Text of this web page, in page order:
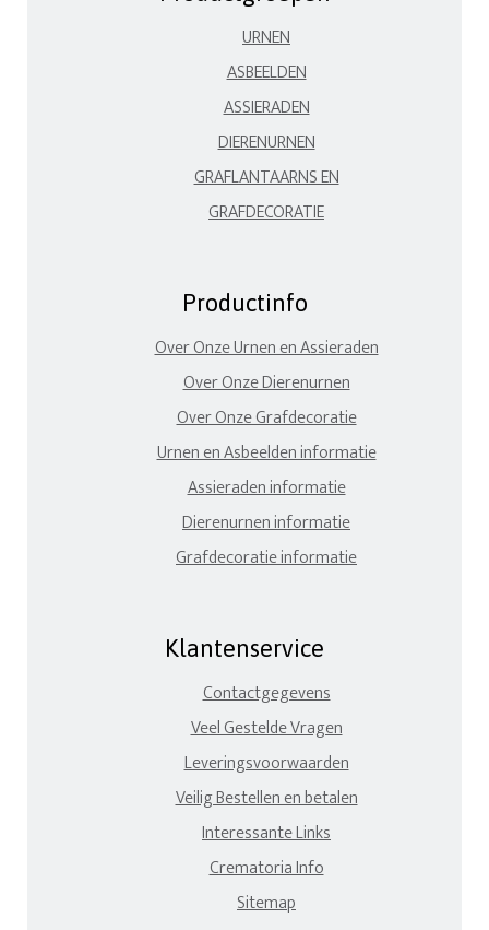
URNEN
ASBEELDEN
ASSIERADEN
DIERENURNEN
GRAFLANTAARNS EN
GRAFDECORATIE
Productinfo
Over Onze Urnen en Assieraden
Over Onze Dierenurnen
Over Onze Grafdecoratie
Urnen en Asbeelden informatie
Assieraden informatie
Dierenurnen informatie
Grafdecoratie informatie
Klantenservice
Contactgegevens
Veel Gestelde Vragen
Leveringsvoorwaarden
Veilig Bestellen en betalen
Interessante Links
Crematoria Info
Sitemap